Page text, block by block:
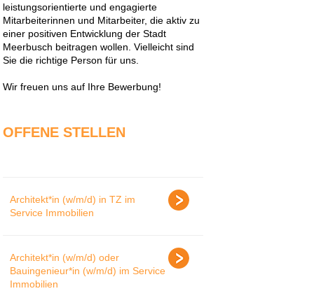
leistungsorientierte und engagierte
Mitarbeiterinnen und Mitarbeiter, die aktiv zu
einer positiven Entwicklung der Stadt
Meerbusch beitragen wollen. Vielleicht sind
Sie die richtige Person für uns.
Wir freuen uns auf Ihre Bewerbung!
OFFENE STELLEN
Architekt*in (w/m/d) in TZ im
Service Immobilien
Architekt*in (w/m/d) oder
Bauingenieur*in (w/m/d) im Service
Immobilien